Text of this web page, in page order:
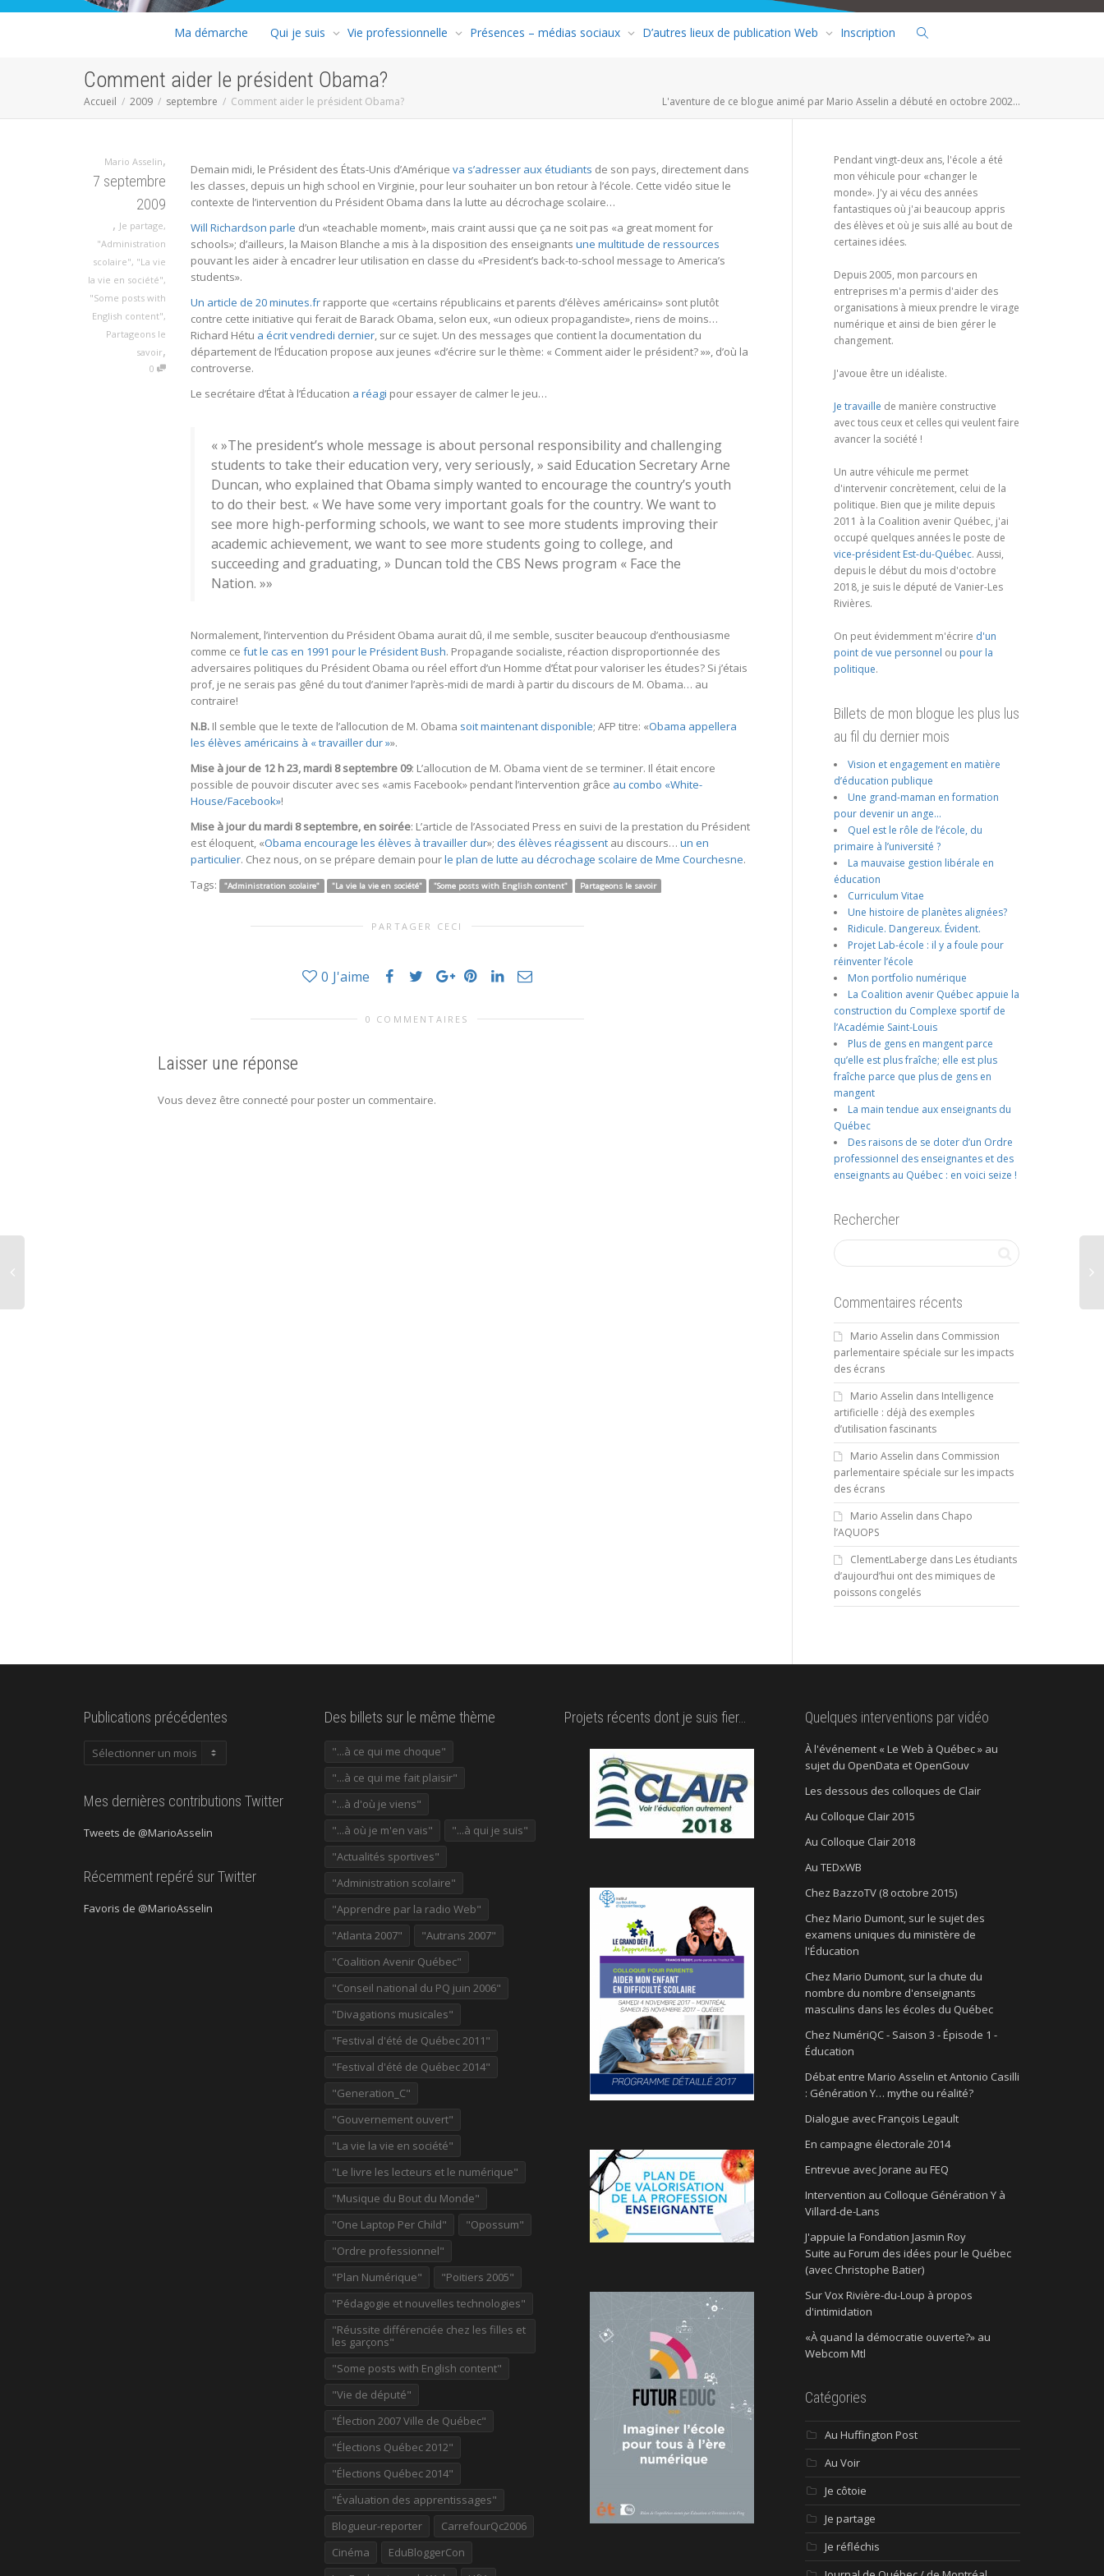
Ma démarche Qui je suis Vie professionnelle Présences – médias sociaux D’autres lieux de publication Web Inscription
Comment aider le président Obama?
Accueil 2009 septembre Comment aider le président Obama? L'aventure de ce blogue animé par Mario Asselin a débuté en octobre 2002...
Mario Asselin,
7 septembre
2009
, Je partage,
"Administration
scolaire", "La vie
la vie en société",
"Some posts with
English content",
Partageons le
savoir,
0
Demain midi, le Président des États-Unis d’Amérique va s’adresser aux étudiants de son pays, directement dans
les classes, depuis un high school en Virginie, pour leur souhaiter un bon retour à l’école. Cette vidéo situe le
contexte de l’intervention du Président Obama dans la lutte au décrochage scolaire…
Will Richardson parle d’un «teachable moment», mais craint aussi que ça ne soit pas «a great moment for
schools»; d’ailleurs, la Maison Blanche a mis à la disposition des enseignants une multitude de ressources
pouvant les aider à encadrer leur utilisation en classe du «President’s back-to-school message to America’s
students».
Un article de 20 minutes.fr rapporte que «certains républicains et parents d’élèves américains» sont plutôt
contre cette initiative qui ferait de Barack Obama, selon eux, «un odieux propagandiste», riens de moins…
Richard Hétu a écrit vendredi dernier, sur ce sujet. Un des messages que contient la documentation du
département de l’Éducation propose aux jeunes «d’écrire sur le thème: « Comment aider le président? »», d’où la
controverse.
Le secrétaire d’État à l’Éducation a réagi pour essayer de calmer le jeu…
« »The president’s whole message is about personal responsibility and challenging
students to take their education very, very seriously, » said Education Secretary Arne
Duncan, who explained that Obama simply wanted to encourage the country’s youth
to do their best. « We have some very important goals for the country. We want to
see more high-performing schools, we want to see more students improving their
academic achievement, we want to see more students going to college, and
succeeding and graduating, » Duncan told the CBS News program « Face the
Nation. »»
Normalement, l’intervention du Président Obama aurait dû, il me semble, susciter beaucoup d’enthousiasme
comme ce fut le cas en 1991 pour le Président Bush. Propagande socialiste, réaction disproportionnée des
adversaires politiques du Président Obama ou réel effort d’un Homme d’État pour valoriser les études? Si j’étais
prof, je ne serais pas gêné du tout d’animer l’après-midi de mardi à partir du discours de M. Obama… au
contraire!
N.B. Il semble que le texte de l’allocution de M. Obama soit maintenant disponible; AFP titre: «Obama appellera
les élèves américains à « travailler dur »».
Mise à jour de 12 h 23, mardi 8 septembre 09: L’allocution de M. Obama vient de se terminer. Il était encore
possible de pouvoir discuter avec ses «amis Facebook» pendant l’intervention grâce au combo «White-
House/Facebook»!
Mise à jour du mardi 8 septembre, en soirée: L’article de l’Associated Press en suivi de la prestation du Président
est éloquent, «Obama encourage les élèves à travailler dur»; des élèves réagissent au discours… un en
particulier. Chez nous, on se prépare demain pourle plan de lutte au décrochage scolaire de Mme Courchesne.
Tags:
"Administration scolaire" "La vie la vie en société" "Some posts with English content" Partageons le savoir
PARTAGER CECI
0 J'aime
0 COMMENTAIRES
Laisser une réponse
Vous devez être connecté pour poster un commentaire.
Pendant vingt-deux ans, l'école a été
mon véhicule pour «changer le
monde». J'y ai vécu des années
fantastiques où j'ai beaucoup appris
des élèves et où je suis allé au bout de
certaines idées.
Depuis 2005, mon parcours en
entreprises m'a permis d'aider des
organisations à mieux prendre le virage
numérique et ainsi de bien gérer le
changement.
J'avoue être un idéaliste.
Je travaille de manière constructive
avec tous ceux et celles qui veulent faire
avancer la société !
Un autre véhicule me permet
d'intervenir concrètement, celui de la
politique. Bien que je milite depuis
2011 à la Coalition avenir Québec, j'ai
occupé quelques années le poste de
vice-président Est-du-Québec. Aussi,
depuis le début du mois d'octobre
2018, je suis le député de Vanier-Les
Rivières.
On peut évidemment m'écrire d'un
point de vue personnel ou pour la
politique.
Billets de mon blogue les plus lus
au fil du dernier mois
Vision et engagement en matière
d’éducation publique
Une grand-maman en formation
pour devenir un ange…
Quel est le rôle de l’école, du
primaire à l’université ?
La mauvaise gestion libérale en
éducation
Curriculum Vitae
Une histoire de planètes alignées?
Ridicule. Dangereux. Évident.
Projet Lab-école : il y a foule pour
réinventer l’école
Mon portfolio numérique
La Coalition avenir Québec appuie la
construction du Complexe sportif de
l’Académie Saint-Louis
Plus de gens en mangent parce
qu’elle est plus fraîche; elle est plus
fraîche parce que plus de gens en
mangent
La main tendue aux enseignants du
Québec
Des raisons de se doter d’un Ordre
professionnel des enseignantes et des
enseignants au Québec : en voici seize !
Rechercher
Commentaires récents
Mario Asselin dans Commission
parlementaire spéciale sur les impacts
des écrans
Mario Asselin dans Intelligence
artificielle : déjà des exemples
d’utilisation fascinants
Mario Asselin dans Commission
parlementaire spéciale sur les impacts
des écrans
Mario Asselin dans Chapo
l’AQUOPS
ClementLaberge dans Les étudiants
d’aujourd’hui ont des mimiques de
poissons congelés
Publications précédentes
Publications
Mes dernières contributions Twitter
Tweets de @MarioAsselin
Récemment repéré sur Twitter
Favoris de @MarioAsselin
Des billets sur le même thème
"...à ce qui me choque"
"...à ce qui me fait plaisir"
"...à d'où je viens"
"...à où je m'en vais"
"...à qui je suis"
"Actualités sportives"
"Administration scolaire"
"Apprendre par la radio Web"
"Atlanta 2007"
"Autrans 2007"
"Coalition Avenir Québec"
"Conseil national du PQ juin 2006"
"Divagations musicales"
"Festival d'été de Québec 2011"
"Festival d'été de Québec 2014"
"Generation_C"
"Gouvernement ouvert"
"La vie la vie en société"
"Le livre les lecteurs et le numérique"
"Musique du Bout du Monde"
"One Laptop Per Child"
"Opossum"
"Ordre professionnel"
"Plan Numérique"
"Poitiers 2005"
"Pédagogie et nouvelles technologies"
"Réussite différenciée chez les filles et
les garçons"
"Some posts with English content"
"Vie de député"
"Élection 2007 Ville de Québec"
"Élections Québec 2012"
"Élections Québec 2014"
"Évaluation des apprentissages"
Blogueur-reporter
CarrefourQc2006
Cinéma
EduBloggerCon
Projets récents dont je suis fier… Quelques interventions par vidéo
À l'événement « Le Web à Québec » au
sujet du OpenData et OpenGouv
Les dessous des colloques de Clair
Au Colloque Clair 2015
Au Colloque Clair 2018
Au TEDxWB
Chez BazzoTV (8 octobre 2015)
Chez Mario Dumont, sur le sujet des
examens uniques du ministère de
l'Éducation
Chez Mario Dumont, sur la chute du
nombre du nombre d'enseignants
masculins dans les écoles du Québec
Chez NumériQC - Saison 3 - Épisode 1 -
Éducation
Débat entre Mario Asselin et Antonio Casilli
: Génération Y… mythe ou réalité?
Dialogue avec François Legault
En campagne électorale 2014
Entrevue avec Jorane au FEQ
Intervention au Colloque Génération Y à
Villard-de-Lans
J'appuie la Fondation Jasmin Roy
Suite au Forum des idées pour le Québec
(avec Christophe Batier)
Sur Vox Rivière-du-Loup à propos
d'intimidation
«À quand la démocratie ouverte?» au
Webcom Mtl
Catégories
Au Huffington Post
Au Voir
Je côtoie
Je partage
Je réfléchis